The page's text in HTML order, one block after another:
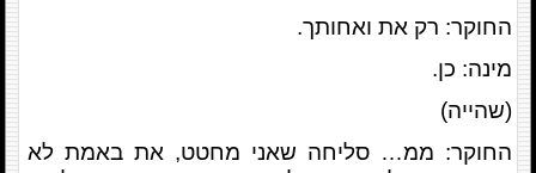
החוקר: רק את ואחותך.
מינה: כן.
(שהייה)
החוקר: ממ… סליחה שאני מחטט, את באמת לא